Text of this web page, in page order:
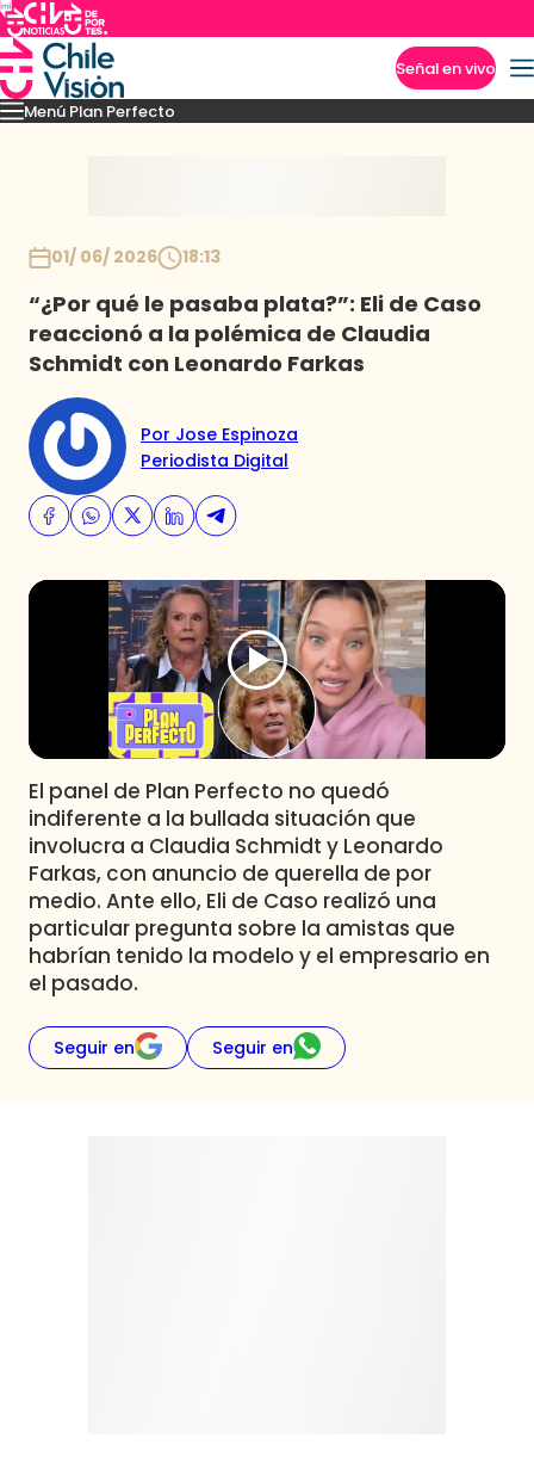
Señal en vivo
Menú Plan Perfecto
Momentos Capítulos Novedades
01/ 06/ 2026 18:13
“¿Por qué le pasaba plata?”: Eli de Caso
reaccionó a la polémica de Claudia
Schmidt con Leonardo Farkas
Por Jose Espinoza
Periodista Digital
El panel de Plan Perfecto no quedó
indiferente a la bullada situación que
involucra a Claudia Schmidt y Leonardo
Farkas, con anuncio de querella de por
medio. Ante ello, Eli de Caso realizó una
particular pregunta sobre la amistas que
habrían tenido la modelo y el empresario en
el pasado.
Seguir en Seguir en
Imperdibles
Club De La Comedia
Contigo en Directo
Plan Perfecto
El Tiempo
Sabingo
Todos Los Programas